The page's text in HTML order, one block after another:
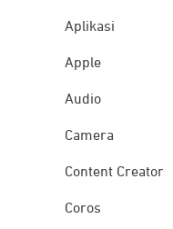
Aplikasi
Apple
Audio
Camera
Content Creator
Coros